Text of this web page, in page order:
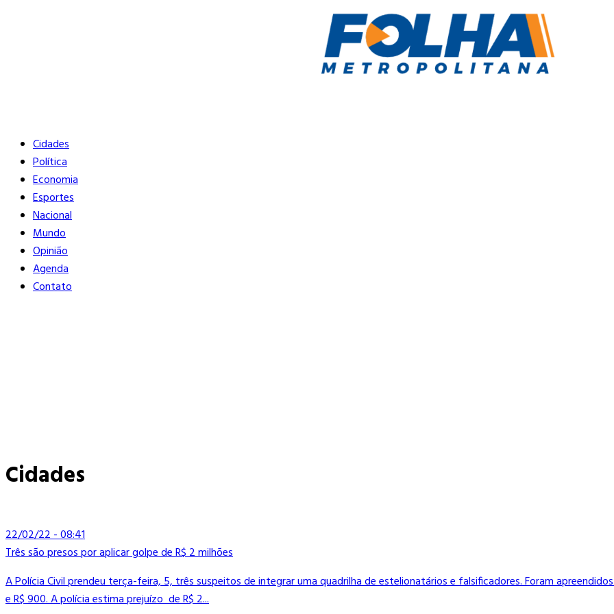
Cidades
Política
Economia
Esportes
Nacional
Mundo
Opinião
Agenda
Contato
Cidades
22/02/22 - 08:41
Três são presos por aplicar golpe de R$ 2 milhões
A Polícia Civil prendeu terça-feira, 5, três suspeitos de integrar uma quadrilha de estelionatários e falsificadores. Foram
e R$ 900. A polícia estima prejuízo de R$ 2...